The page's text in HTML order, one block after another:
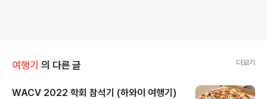
여행기 의 다른 글 더보기
WACV 2022 학회 참석기 (하와이 여행기)